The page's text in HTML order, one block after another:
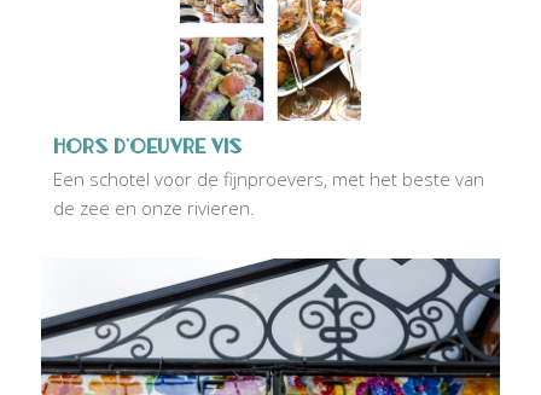
Hors d'oeuvre vis
Een schotel voor de fijnproevers, met het beste van
de zee en onze rivieren.